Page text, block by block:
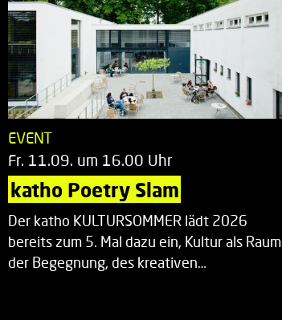
EVENT
Fr. 11.09. um 16.00 Uhr
katho Poetry Slam
Der katho KULTURSOMMER lädt 2026
bereits zum 5. Mal dazu ein, Kultur als Raum
der Begegnung, des kreativen…